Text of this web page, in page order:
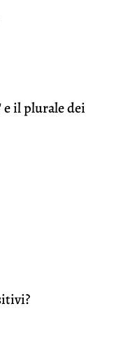
e il plurale dei